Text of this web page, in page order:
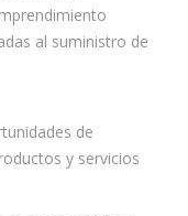
al suministro de
de
y servicios